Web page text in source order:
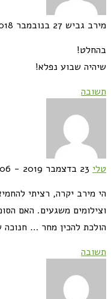
גביש 27 בנובמבר 2018 - 14:02
שבוע נפלא!
23 בדצמבר 2019 - 23:06
יקרה, רציתי להחמיא
משגעים. האם
להכין מחר … חנוכה שמח